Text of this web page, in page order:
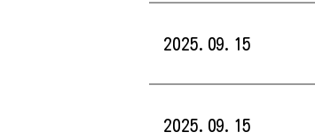
2025.09.15
2025.09.15